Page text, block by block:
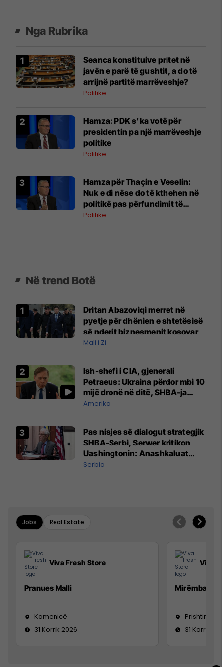
Nga Rubrika
Seanca konstituive pritet në
javën e parë të gushtit, a do të
arrijnë partitë marrëveshje?
Politikë
Hamza: PDK s’ka votë për
presidentin pa një marrëveshje
politike
Politikë
Hamza për Thaçin e Veselin:
Nuk e di nëse do të kthehen në
politikë pas përfundimit të
procesit në Hagë
Politikë
Në trend Botë
Dritan Abazoviqi merret në
pyetje për dhënien e shtetësisë
së nderit biznesmenit kosovar
Mali i Zi
Ish-shefi i CIA, gjenerali
Petraeus: Ukraina përdor mbi 10
mijë dronë në ditë, SHBA-ja
mbetet shumë prapa në
Amerika
Pas nisjes së dialogut strategjik
SHBA-Serbi, Serwer kritikon
Uashingtonin: Anashkaluat
Banjskën, sulmin ndaj KFOR-it
Serbia
Jobs Real Estate
Viva Fresh Store
Pranues Malli
Kamenicë
31 Korrik 2026
Viva
Prishtinë
31 Korrik